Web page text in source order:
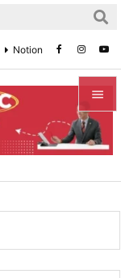


メニュ


次へ
Notion